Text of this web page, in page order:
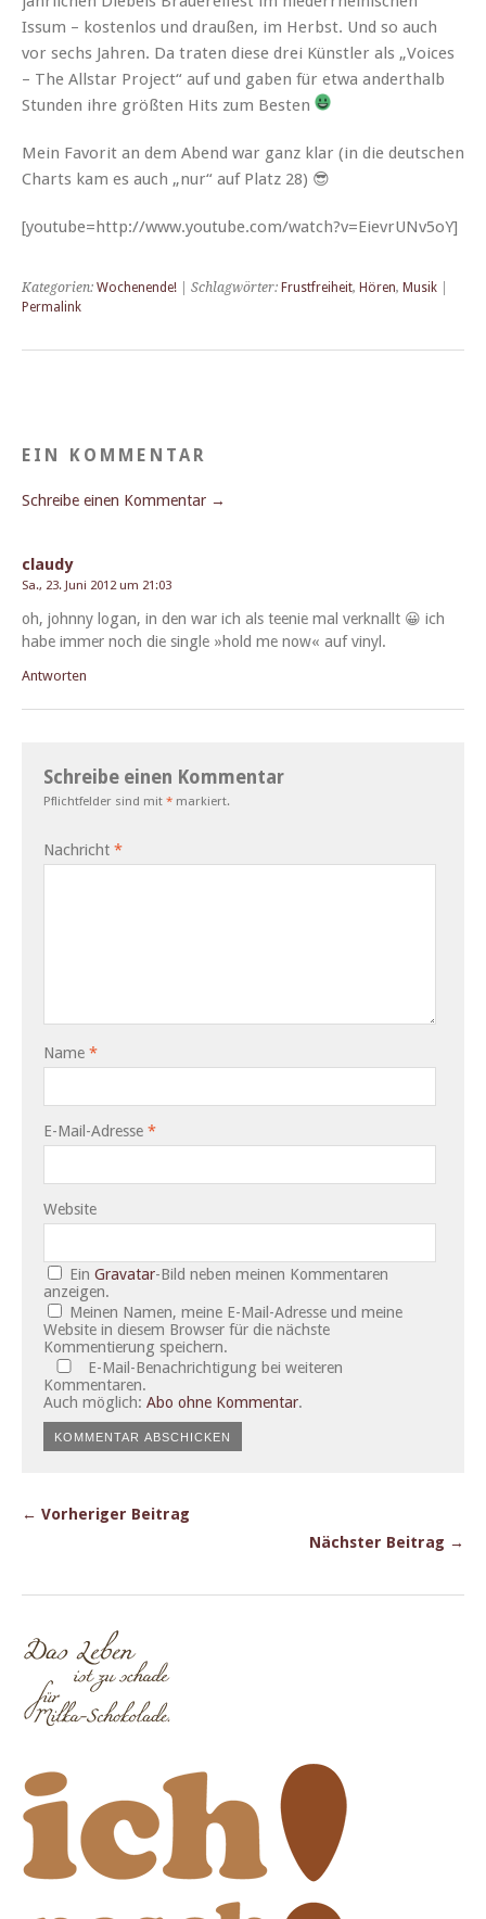
Issum – kosten­los und draußen, im Herb­st. Und so auch
vor sechs Jahren. Da trat­en diese drei Kün­stler als „Voic­es
– The All­star Project“ auf und gaben für etwa anderthalb
Stun­den ihre größten Hits zum Besten
Mein Favorit an dem Abend war ganz klar (in die deutschen
Charts kam es auch „nur“ auf Platz 28) 😎
[youtube=http://www.youtube.com/watch?v=EievrUNv5oY]
Kategorien: Wochenende! | Schlagwörter: Frustfreiheit, Hören, Musik
Permalink
EIN KOMMENTAR
Schreibe einen Kommentar →
claudy
Sa., 23. Juni 2012 um 21:03
oh, john­ny logan, in den war ich als tee­nie mal verk­nallt 😀 ich
habe immer noch die sin­gle »hold me now« auf vinyl.
Antworten
Schreibe einen Kommentar
Pflichtfelder sind mit * markiert.
Nachricht *
Name *
E-Mail-Adresse *
Website
EinGravatar-Bild neben meinen Kommentaren
anzeigen.
Meinen Namen, meine E-Mail-Adresse und meine
Website in diesem Browser für die nächste
Kommentierung speichern.
E-Mail-Benachrichtigung bei weiteren
Kommentaren.
Auch möglich: Abo ohne Kommentar.
← Vorheriger Beitrag
Nächster Beitrag →